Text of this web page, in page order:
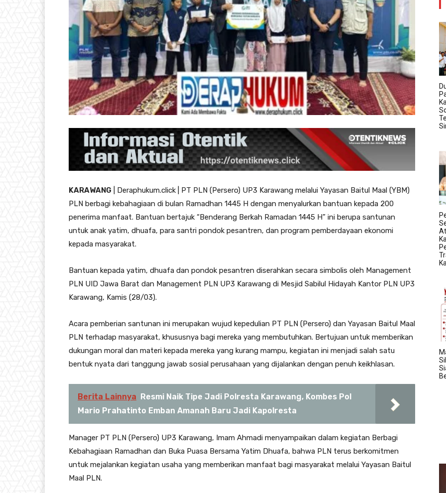
KARAWANG | Deraphukum.click | PT PLN (Persero) UP3 Karawang melalui Yayasan Baitul Maal (YBM)
PLN berbagi kebahagiaan di bulan Ramadhan 1445 H dengan menyalurkan bantuan kepada 200
penerima manfaat. Bantuan bertajuk “Benderang Berkah Ramadan 1445 H” ini berupa santunan
untuk anak yatim, dhuafa, para santri pondok pesantren, dan program pemberdayaan ekonomi
kepada masyarakat.
Bantuan kepada yatim, dhuafa dan pondok pesantren diserahkan secara simbolis oleh Management
PLN UID Jawa Barat dan Management PLN UP3 Karawang di Mesjid Sabilul Hidayah Kantor PLN UP3
Karawang, Kamis (28/03).
Acara pemberian santunan ini merupakan wujud kepedulian PT PLN (Persero) dan Yayasan Baitul Maal
PLN terhadap masyarakat, khususnya bagi mereka yang membutuhkan. Bertujuan untuk memberikan
dukungan moral dan materi kepada mereka yang kurang mampu, kegiatan ini menjadi salah satu
bentuk nyata dari tanggung jawab sosial perusahaan yang dijalankan dengan penuh keikhlasan.
Berita Lainnya Resmi Naik Tipe Jadi Polresta Karawang, Kombes Pol
Mario Prahatinto Emban Amanah Baru Jadi Kapolresta
Manager PT PLN (Persero) UP3 Karawang, Imam Ahmadi menyampaikan dalam kegiatan Berbagi
Kebahagiaan Ramadhan dan Buka Puasa Bersama Yatim Dhuafa, bahwa PLN terus berkomitmen
untuk mejalankan kegiatan usaha yang memberikan manfaat bagi masyarakat melalui Yayasan Baitul
Maal PLN.